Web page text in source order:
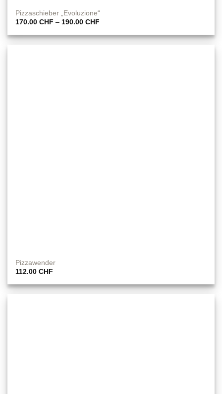
Pizzaschieber „Evoluzione“
170.00CHF – 190.00CHF
bis
190.00 CHF
Pizzawender
112.00CHF